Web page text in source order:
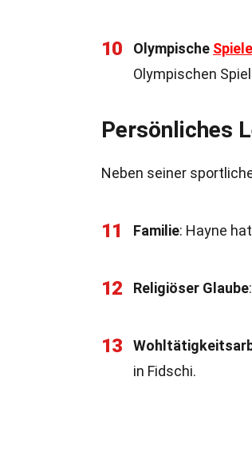
10 Olympische Spiele
Olympischen
Persönliches
Neben seiner
11 Familie: Hayne
12 Religiöser Glaube
13
in Fidschi.